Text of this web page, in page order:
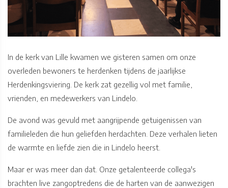
In de kerk van Lille kwamen we gisteren samen om onze
overleden bewoners te herdenken tijdens de jaarlijkse
Herdenkingsviering. De kerk zat gezellig vol met familie,
vrienden, en medewerkers van Lindelo.
De avond was gevuld met aangrijpende getuigenissen van
familieleden die hun geliefden herdachten. Deze verhalen lieten
de warmte en liefde zien die in Lindelo heerst.
Maar er was meer dan dat. Onze getalenteerde collega's
brachten live zangoptredens die de harten van de aanwezigen